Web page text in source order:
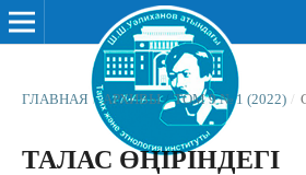
ГЛАВНАЯ / АРХИВЫ / ТОМ 9 № 1 (2022) /
ТАЛАС ӨҢІРІНДЕГІ